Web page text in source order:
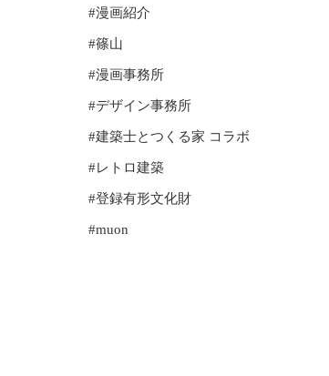
#漫画紹介
#篠山
#漫画事務所
#デザイン事務所
#建築士とつくる家 コラボ
#レトロ建築
#登録有形文化財
#muon